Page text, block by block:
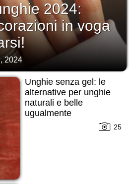
2024:
in voga
2024
Unghie senza gel: le
alternative per unghie
naturali e belle
ugualmente
25